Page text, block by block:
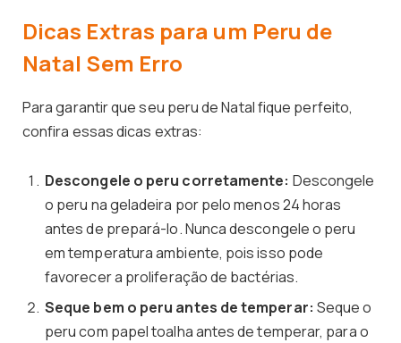
Dicas Extras para um Peru de
Natal Sem Erro
Para garantir que seu peru de Natal fique perfeito,
confira essas dicas extras:
Descongele o peru corretamente: Descongele
o peru na geladeira por pelo menos 24 horas
antes de prepará-lo. Nunca descongele o peru
em temperatura ambiente, pois isso pode
favorecer a proliferação de bactérias.
Seque bem o peru antes de temperar: Seque o
peru com papel toalha antes de temperar, para o